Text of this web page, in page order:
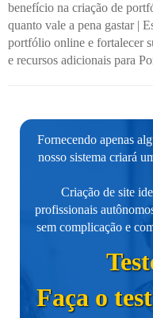
benefício na criação de
quanto vale a pena gastar|
portfólio online e fortalecer
e recursos adicionais para
Fornecendo apenas
nosso sistema criará
Criação de site
profissionais
sem complicação e
Faça o